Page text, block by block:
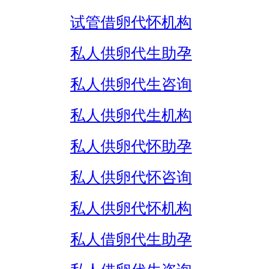
试管借卵代怀机构
私人供卵代生助孕
私人供卵代生咨询
私人供卵代生机构
私人供卵代怀助孕
私人供卵代怀咨询
私人供卵代怀机构
私人借卵代生助孕